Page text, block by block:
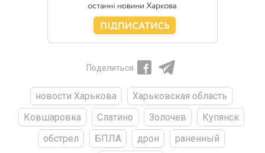
Поделиться
новости Харькова
Харьковская область
Ковшаровка
Слатино Золочев
Купянск
обстрел
БПЛА дрон
раненный